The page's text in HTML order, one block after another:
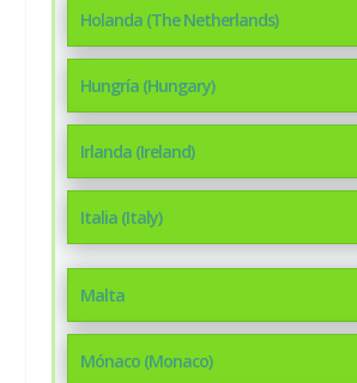
Holanda (The Netherlands)
Hungría (Hungary)
Irlanda (Ireland)
Italia (Italy)
Malta
Mónaco (Monaco)